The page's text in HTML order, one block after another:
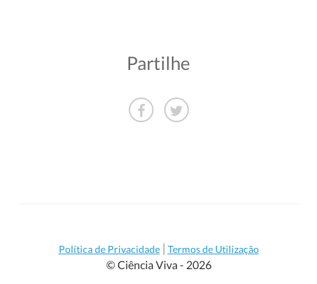
Partilhe
Política de Privacidade| Termos de Utilização
© Ciência Viva - 2026